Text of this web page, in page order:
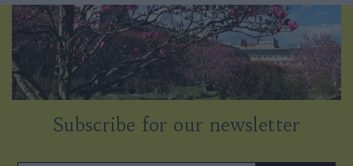
Subscribe for our newsletter